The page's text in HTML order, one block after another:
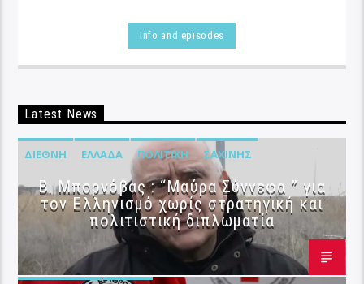
Info and episodes
Latest News
ΔΙΕΘΝΉ ΕΛΛΆΔΑ ΠΟΛΙΤΙΚΉ ΣΑΧΊΝΗΣ
B. Μπορνόβας : “Μαύρα Σύννεφα ” για
τον Ελληνισμό χωρίς στρατηγική και
πολιτιστική διπλωματία